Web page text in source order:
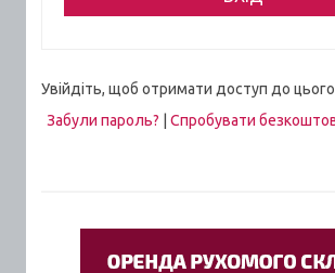
Увійдіть, щоб отримати доступ до цього
Забули пароль?
Спробувати